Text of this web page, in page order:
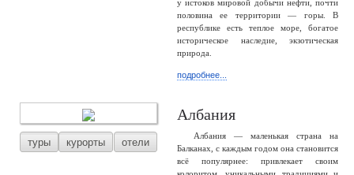
у истоков мировой добычи нефти, почти
половина ее территории — горы. В
республике есть теплое море, богатое
историческое наследие, экзотическая
природа.
подробнее...
туры курорты отели
Албания
Албания — маленькая страна на
Балканах, с каждым годом она становится
всё популярнее: привлекает своим